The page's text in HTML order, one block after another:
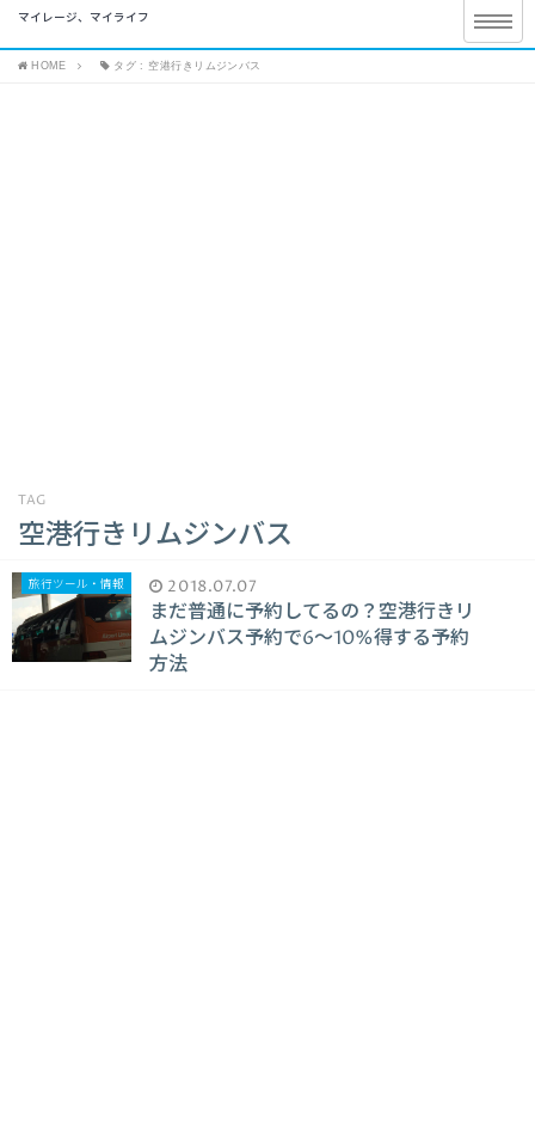
マイレージ、マイライフ
HOME タグ : 空港行きリムジンバス
TAG
空港行きリムジンバス
旅行ツール・情報 2018.07.07
まだ普通に予約してるの？空港行きリ
ムジンバス予約で6～10%得する予約
方法